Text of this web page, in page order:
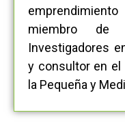
miembro de
Investigadores
y consultor en el
la Pequeña y